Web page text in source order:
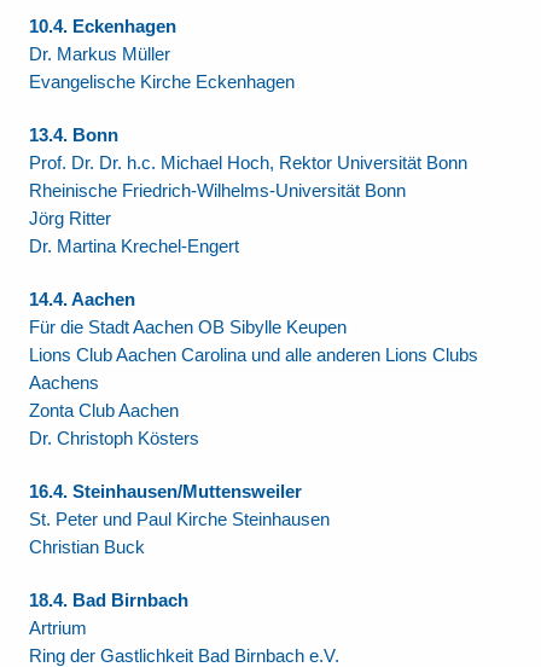
10.4. Eckenhagen
Dr. Markus Müller
Evangelische Kirche Eckenhagen
13.4. Bonn
Prof. Dr. Dr. h.c. Michael Hoch, Rektor Universität Bonn
Rheinische Friedrich-Wilhelms-Universität Bonn
Jörg Ritter
Dr. Martina Krechel-Engert
14.4. Aachen
Für die Stadt Aachen OB Sibylle Keupen
Lions Club Aachen Carolina und alle anderen Lions Clubs
Aachens
Zonta Club Aachen
Dr. Christoph Kösters
16.4. Steinhausen/Muttensweiler
St. Peter und Paul Kirche Steinhausen
Christian Buck
18.4. Bad Birnbach
Artrium
Ring der Gastlichkeit Bad Birnbach e.V.